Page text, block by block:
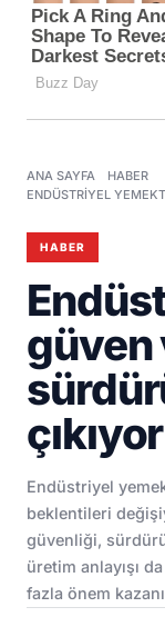
ANA SAYFA
HABER
ENDÜSTRIYEL
HABER
güven
çıkıyor
Endüstriyel
beklentileri
güvenliği,
üretim anlayışı
fazla önem